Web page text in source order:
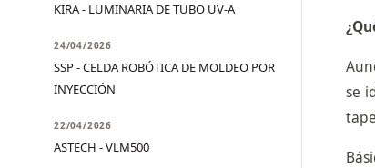
KIRA - LUMINARIA DE TUBO UV-A
24/04/2026
SSP - CELDA ROBÓTICA DE MOLDEO POR
INYECCIÓN
22/04/2026
ASTECH - VLM500
se